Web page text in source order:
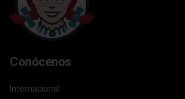
Conócenos
Internacional